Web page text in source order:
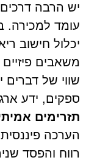
יש הרבה
עומד למכירה.
יכלול חישוב
משאבים
שווי של דברים
ספקים, ידע
תזרימים
הערכה
רווח והפסד